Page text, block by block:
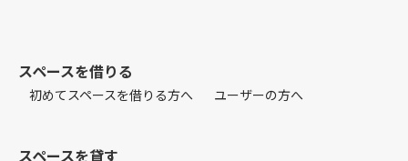
スペースを借りる
初めてスペースを借りる方へ ユーザーの方へ
スペースを貸す